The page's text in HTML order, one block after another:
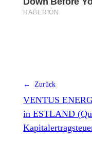
← Zurück
VENTUS
in ESTLAND